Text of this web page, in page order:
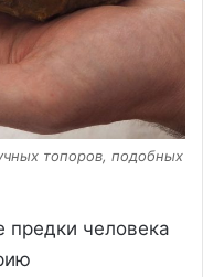
топоров, подобных
предки человека